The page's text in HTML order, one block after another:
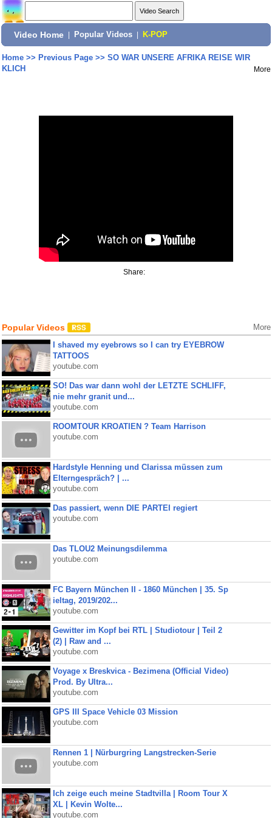
Video Home Popular Videos K-POP
Home>> Previous Page>> SO WAR UNSERE AFRIKA REISE WIR
KLICH
More
Share:
Popular Videos More
I shaved my eyebrows so I can try EYEBROW
TATTOOS
youtube.com
SO! Das war dann wohl der LETZTE SCHLIFF,
nie mehr granit und...
youtube.com
ROOMTOUR KROATIEN ? Team Harrison
youtube.com
Hardstyle Henning und Clarissa müssen zum
Elterngespräch? | ...
youtube.com
Das passiert, wenn DIE PARTEI regiert
youtube.com
Das TLOU2 Meinungsdilemma
youtube.com
FC Bayern München II - 1860 München | 35. Sp
ieltag, 2019/202...
youtube.com
Gewitter im Kopf bei RTL | Studiotour | Teil 2
(2) | Raw and ...
youtube.com
Voyage x Breskvica - Bezimena (Official Video)
Prod. By Ultra...
youtube.com
GPS III Space Vehicle 03 Mission
youtube.com
Rennen 1 | Nürburgring Langstrecken-Serie
youtube.com
Ich zeige euch meine Stadtvilla | Room Tour X
XL | Kevin Wolte...
youtube.com